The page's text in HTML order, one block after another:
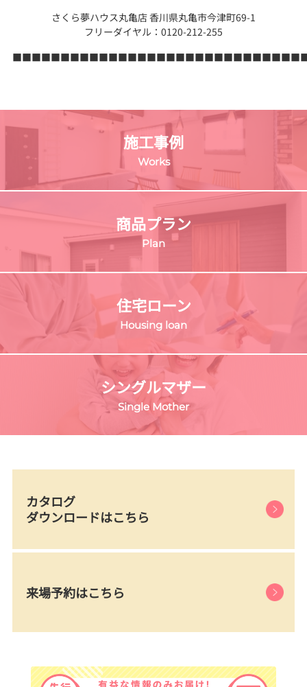
さくら夢ハウス丸亀店 香川県丸亀市今津町69-1
フリーダイヤル：0120-212-255
施工事例
Works
商品プラン
Plan
住宅ローン
Housing loan
シングルマザー
Single Mother
カタログ
ダウンロードはこちら
来場予約はこちら